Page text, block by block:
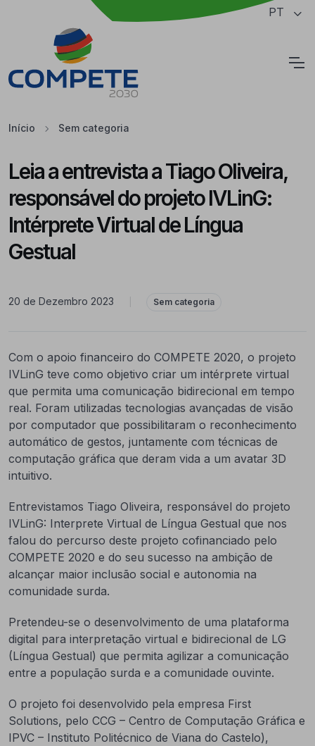
Saltar para o conteúdo principal da página PT
Início Sem categoria
Leia a entrevista a Tiago Oliveira,
responsável do projeto IVLinG:
Intérprete Virtual de Língua
Gestual
20 de Dezembro 2023 Sem categoria
Com o apoio financeiro do COMPETE 2020, o projeto
IVLinG teve como objetivo criar um intérprete virtual
que permita uma comunicação bidirecional em tempo
real. Foram utilizadas tecnologias avançadas de visão
por computador que possibilitaram o reconhecimento
automático de gestos, juntamente com técnicas de
computação gráfica que deram vida a um avatar 3D
intuitivo.
Entrevistamos Tiago Oliveira, responsável do projeto
IVLinG: Interprete Virtual de Língua Gestual que nos
falou do percurso deste projeto cofinanciado pelo
COMPETE 2020 e do seu sucesso na ambição de
alcançar maior inclusão social e autonomia na
comunidade surda.
Pretendeu-se o desenvolvimento de uma plataforma
digital para interpretação virtual e bidirecional de LG
(Língua Gestual) que permita agilizar a comunicação
entre a população surda e a comunidade ouvinte.
O projeto foi desenvolvido pela empresa First
Solutions, pelo CCG – Centro de Computação Gráfica e
IPVC – Instituto Politécnico de Viana do Castelo),